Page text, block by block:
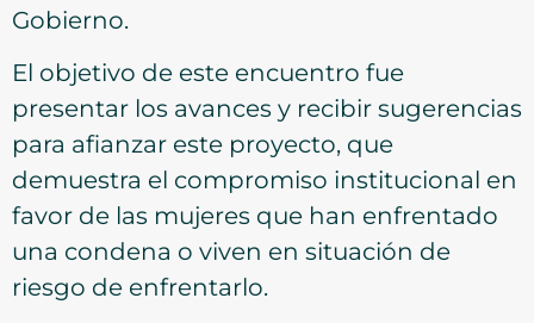
Gobierno.
El objetivo de este encuentro fue
presentar los avances y recibir sugerencias
para afianzar este proyecto, que
demuestra el compromiso institucional en
favor de las mujeres que han enfrentado
una condena o viven en situación de
riesgo de enfrentarlo.